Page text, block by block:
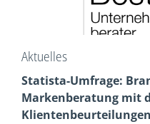
Aktuelles
Statista-Umfrage:
Markenberatung mit
Klientenbeurteilungen